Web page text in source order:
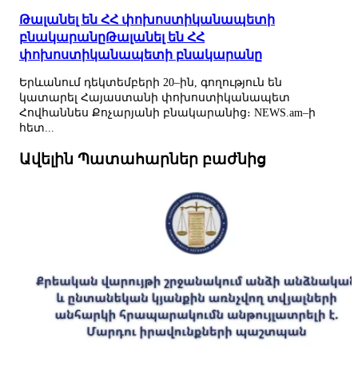
Թալանել են ՀՀ փոխոստիկանապետի
բնակարանըԹալանել են ՀՀ
փոխոստիկանապետի բնակարանը
Երևանում դեկտեմբերի 20–ին, գողություն են
կատարել Հայաստանի փոխոստիկանապետ
Հովհաննես Քոչարյանի բնակարանից։ NEWS.am–ի
հետ...
Ավելին Պատահարներ բաժնից